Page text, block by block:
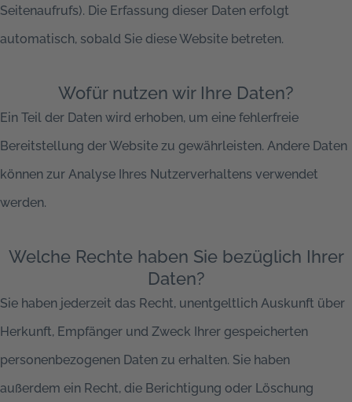
Seitenaufrufs). Die Erfassung dieser Daten erfolgt
automatisch, sobald Sie diese Website betreten.
Wofür nutzen wir Ihre Daten?
Ein Teil der Daten wird erhoben, um eine fehlerfreie
Bereitstellung der Website zu gewährleisten. Andere Daten
können zur Analyse Ihres Nutzerverhaltens verwendet
werden.
Welche Rechte haben Sie bezüglich Ihrer
Daten?
Sie haben jederzeit das Recht, unentgeltlich Auskunft über
Herkunft, Empfänger und Zweck Ihrer gespeicherten
personenbezogenen Daten zu erhalten. Sie haben
außerdem ein Recht, die Berichtigung oder Löschung